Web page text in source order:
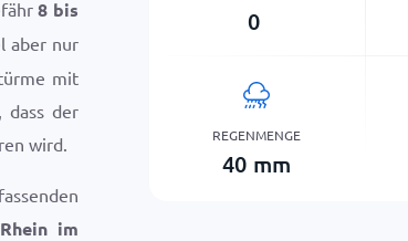
8 bis
aber nur
mit
dass der
wird.
im
0
REGENMENGE
40 mm